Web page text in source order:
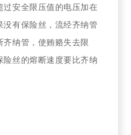
过安全限压值的电压加在
没有保险丝，流经齐纳管
纳管，使贿赂失去限
丝的熔断速度要比齐纳